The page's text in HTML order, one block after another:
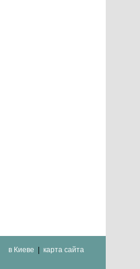
в Киеве карта сайта